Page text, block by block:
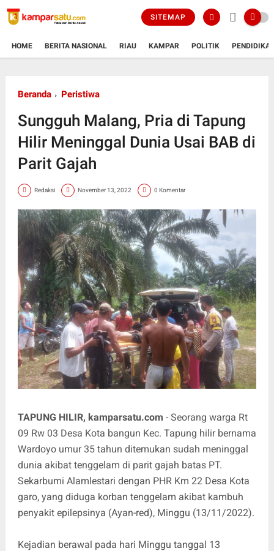
SITEMAP
HOME BERITA NASIONAL RIAU KAMPAR POLITIK
Beranda Peristiwa
Sungguh Malang, Pria di Tapung
Hilir Meninggal Dunia Usai BAB di
Parit Gajah
Redaksi November 13, 2022 0 Komentar
TAPUNG HILIR, kamparsatu.com - Seorang warga Rt
09 Rw 03 Desa Kota bangun Kec. Tapung hilir bernama
Wardoyo umur 35 tahun ditemukan sudah meninggal
dunia akibat tenggelam di parit gajah batas PT.
Sekarbumi Alamlestari dengan PHR Km 22 Desa Kota
garo, yang diduga korban tenggelam akibat kambuh
penyakit epilepsinya (Ayan-red), Minggu (13/11/2022).
Kejadian berawal pada hari Minggu tanggal 13